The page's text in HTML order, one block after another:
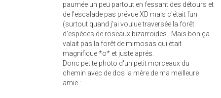
paumée un peu partout en fessant des détours et
de l'escalade pas prévue XD mais c'était fun
(surtout quand j'ai voulue traversée la forêt
d'espèces de roseaux bizarroides . Mais bon ça
valait pas la forêt de mimosas qui était
magnifique *o* et juste aprés.
Donc petite photo d'un petit morceaux du
chemin avec de dos la mère de ma meilleure
amie :